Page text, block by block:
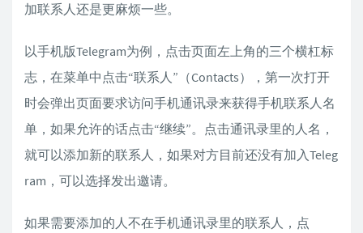
加联系人还是更麻烦一些。
以手机版Telegram为例，点击页面左上角的三个横杠标
志，在菜单中点击“联系人”（Contacts），第一次打开
时会弹出页面要求访问手机通讯录来获得手机联系人名
单，如果允许的话点击“继续”。点击通讯录里的人名，
就可以添加新的联系人，如果对方目前还没有加入Teleg
ram，可以选择发出邀请。
如果需要添加的人不在手机通讯录里的联系人，点